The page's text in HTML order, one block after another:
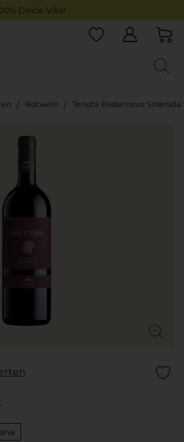
Dolce-Vita!
Rotwein Tenuta Podernovo Solenida